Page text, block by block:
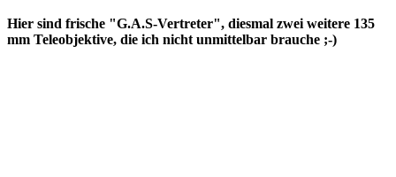
Hier sind frische "G.A.S-Vertreter", diesmal zwei weitere 135
mm Teleobjektive, die ich nicht unmittelbar brauche ;-)